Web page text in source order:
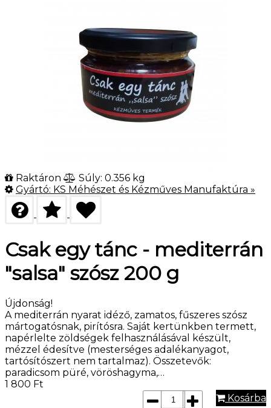
Raktáron
Súly: 0.356 kg
Gyártó: KS Méhészet és Kézműves Manufaktúra »
Csak egy tánc - mediterrán
"salsa" szósz 200 g
Újdonság!
A mediterrán nyarat idéző, zamatos, fűszeres szósz
mártogatósnak, pirítósra. Saját kertünkben termett,
napérlelte zöldségek felhasználásával készült,
mézzel édesítve (mesterséges adalékanyagot,
tartósítószert nem tartalmaz). Összetevők:
paradicsom püré, vöröshagyma,…
1 800 Ft
Kosárba